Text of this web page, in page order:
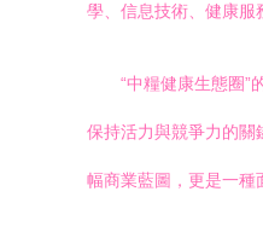
學、信息技術、健康服
“中糧健康生態圈
保持活力與競爭力的關
幅商業藍圖，更是一種